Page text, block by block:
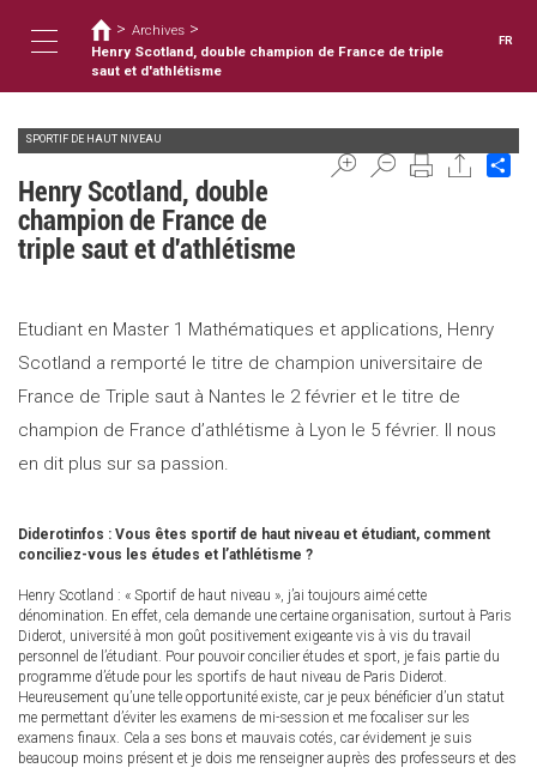
contenu
Toggle
navigation
Vous
êtes
ici
> Archives >
Henry Scotland, double champion de France de triple
saut et d'athlétisme
FR
SPORTIF DE HAUT NIVEAU
Henry Scotland, double
champion de France de
triple saut et d'athlétisme
Etudiant en Master 1 Mathématiques et applications, Henry
Scotland a remporté le titre de champion universitaire de
France de Triple saut à Nantes le 2 février et le titre de
champion de France d’athlétisme à Lyon le 5 février. Il nous
en dit plus sur sa passion.
Diderotinfos : Vous êtes sportif de haut niveau et étudiant, comment
conciliez-vous les études et l’athlétisme ?
Henry Scotland : « Sportif de haut niveau », j’ai toujours aimé cette
dénomination. En effet, cela demande une certaine organisation, surtout à Paris
Diderot, université à mon goût positivement exigeante vis à vis du travail
personnel de l’étudiant. Pour pouvoir concilier études et sport, je fais partie du
programme d’étude pour les sportifs de haut niveau de Paris Diderot.
Heureusement qu’une telle opportunité existe, car je peux bénéficier d’un statut
me permettant d’éviter les examens de mi-session et me focaliser sur les
examens finaux. Cela a ses bons et mauvais cotés, car évidement je suis
beaucoup moins présent et je dois me renseigner auprès des professeurs et des